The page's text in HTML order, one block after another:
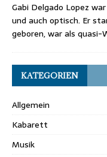
Gabi Delgado Lopez
und auch optisch. Er
geboren, war als quasi-
KATEGORIEN
Allgemein
Kabarett
Musik